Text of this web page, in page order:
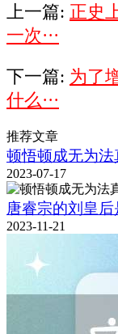
上一篇: 正史
一次···
下一篇: 为了
什么···
推荐文章
顿悟顿成无为法
2023-07-17
唐睿宗的刘皇
2023-11-21